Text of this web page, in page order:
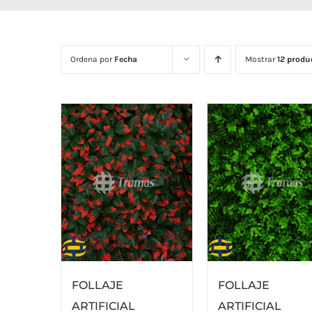
Ordena por Fecha Mostrar12
FOLLAJE
ARTIFICIAL
FOLLAJE
ARTIFICIAL